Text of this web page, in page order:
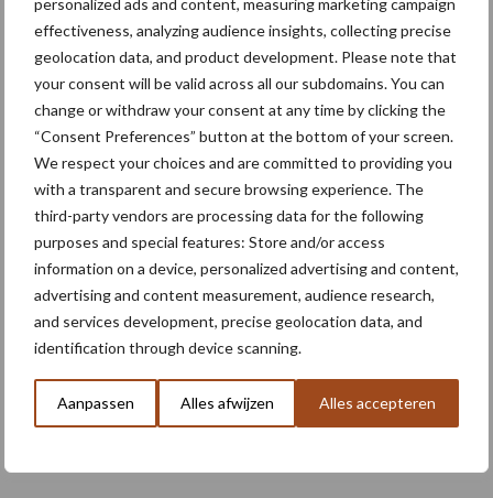
effectiveness, analyzing audience insights, collecting precise
geolocation data, and product development. Please note that
your consent will be valid across all our subdomains. You can
change or withdraw your consent at any time by clicking the
“Consent Preferences” button at the bottom of your screen.
We respect your choices and are committed to providing you
with a transparent and secure browsing experience. The
third-party vendors are processing data for the following
purposes and special features: Store and/or access
information on a device, personalized advertising and content,
advertising and content measurement, audience research,
and services development, precise geolocation data, and
identification through device scanning.
Aanpassen Alles afwijzen Alles accepteren
Meer lezen over:
Maak uw keuze
Machines Duurzaamheid
Toon meer